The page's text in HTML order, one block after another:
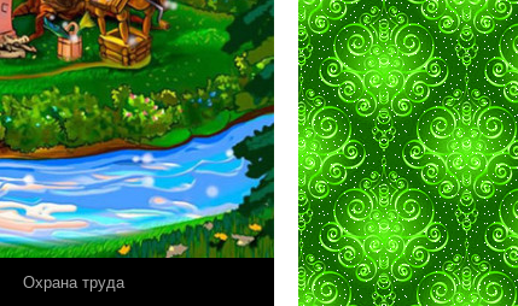
Охрана труда